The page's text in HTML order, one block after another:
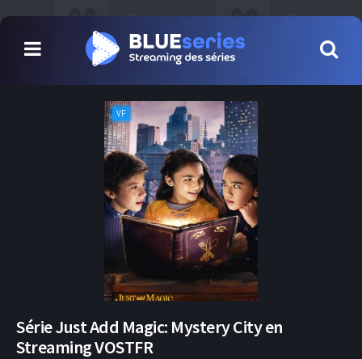
VF
Série Just Add Magic: Mystery City en
Streaming VOSTFR